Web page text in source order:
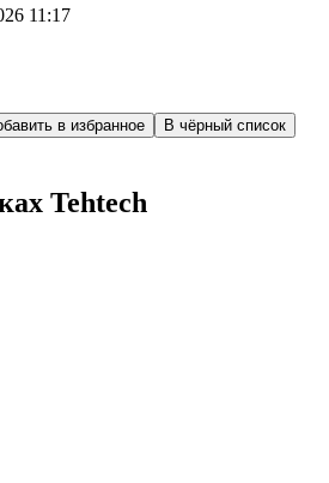
11:17
в избранное
В чёрный список
Tehtech